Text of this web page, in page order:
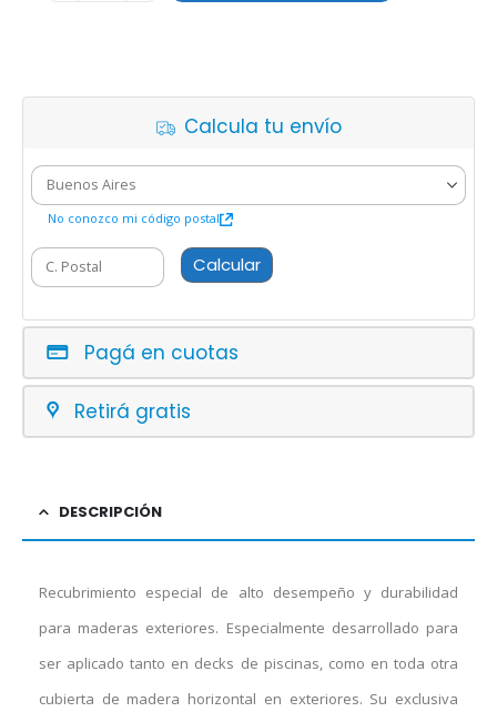
Calcula tu envío
No conozco mi código postal
Calcular
Pagá en cuotas
Retirá gratis
DESCRIPCIÓN
Recubrimiento especial de alto desempeño y durabilidad
para maderas exteriores. Especialmente desarrollado para
ser aplicado tanto en decks de piscinas, como en toda otra
cubierta de madera horizontal en exteriores. Su exclusiva